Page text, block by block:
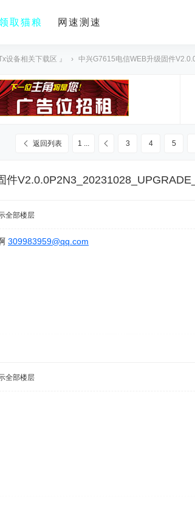
取猫粮 网速测速
设备相关下载区 』 › 中兴G7615电信WEB升级固件
1 ... 3 4 5
返回列表
件
全部楼层
309983959@qq.com
全部楼层